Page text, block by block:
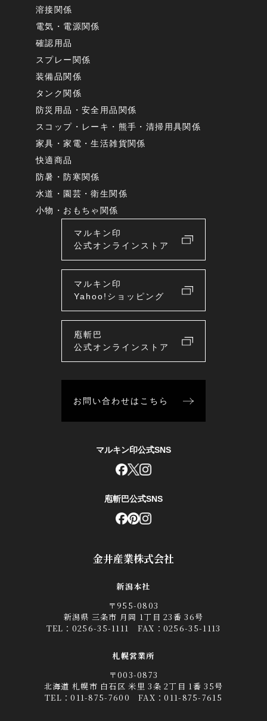
金井産業株式会社
新潟本社
〒955-0803
新潟県 三条市 月岡 1丁目 23番 36号
TEL： 0256-35-1111 FAX：0256-35-1113
札幌営業所
〒003-0873
北海道 札幌市 白石区 米里 3条 2丁目 1番 35号
TEL：011-875-7600 FAX：011-875-7615
溶接関係
電気・電源関係
確認用品
スプレー関係
装備品関係
タンク関係
防災用品・安全用品関係
スコップ・レーキ・熊手・清掃用具関係
家具・家電・生活雑貨関係
快適商品
防暑・防寒関係
水道・園芸・衛生関係
小物・おもちゃ関係
マルキン印
公式オンラインストア
マルキン印
Yahoo!ショッピング
庖斬巴
公式オンラインストア
お問い合わせはこちら
マルキン印公式SNS
庖斬巴公式SNS